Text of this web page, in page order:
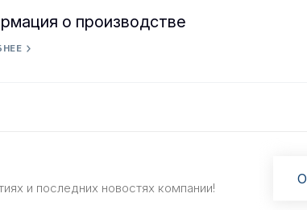
о производстве
и последних новостях компании!